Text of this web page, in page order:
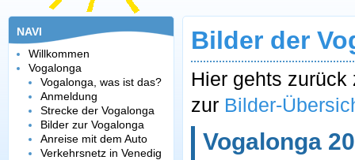
NAVI
Willkommen
Vogalonga
Vogalonga, was ist das?
Anmeldung
Strecke der Vogalonga
Bilder zur Vogalonga
Anreise mit dem Auto
Verkehrsnetz in Venedig
Bilder der
Hier gehts
zur Bilder-
Vogalonga